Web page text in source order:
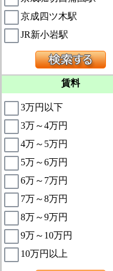
京成四ツ木駅
JR新小岩駅
賃料
3万円以下
3万～4万円
4万～5万円
5万～6万円
6万～7万円
7万～8万円
8万～9万円
9万～10万円
10万円以上